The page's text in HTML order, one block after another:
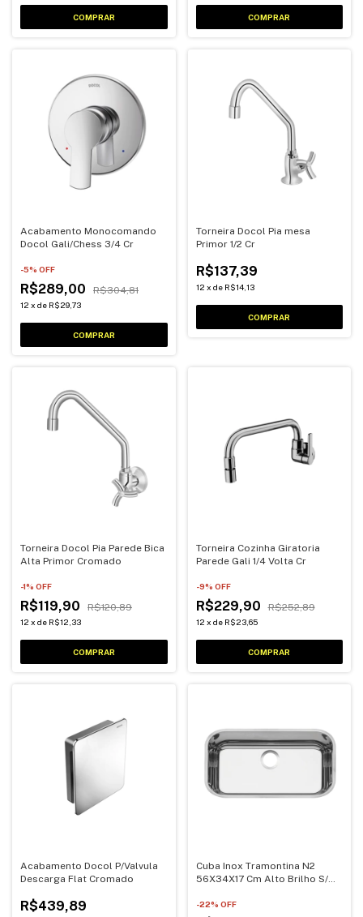
Acabamento Monocomando
Docol Gali/Chess 3/4 Cr
-5% OFF
R$289,00 R$304,81
12 x de R$29,73
Torneira Docol Pia mesa
Primor 1/2 Cr
R$137,39
12 x de R$14,13
Torneira Docol Pia Parede Bica
Alta Primor Cromado
-1% OFF
R$119,90 R$120,89
12 x de R$12,33
Torneira Cozinha Giratoria
Parede Gali 1/4 Volta Cr
-9% OFF
R$229,90 R$252,89
12 x de R$23,65
Acabamento Docol P/Valvula
Descarga Flat Cromado
R$439,89
Cuba Inox Tramontina N2
56X34X17 Cm Alto Brilho S/
-22% OFF